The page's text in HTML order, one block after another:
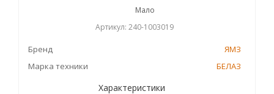
Мало
Артикул: 240-1003019
Бренд
ЯМЗ
Марка техники
БЕЛАЗ
Характеристики